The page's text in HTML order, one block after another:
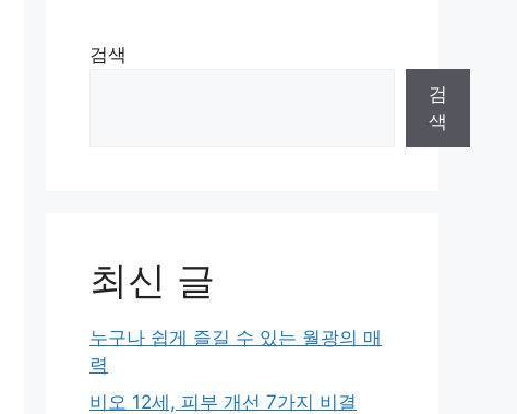
검색
검
색
최신 글
누구나 쉽게 즐길 수 있는 월광의 매
력
비오 12세, 피부 개선 7가지 비결